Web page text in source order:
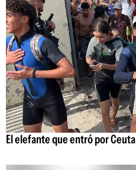
El elefante que entró por Ceuta